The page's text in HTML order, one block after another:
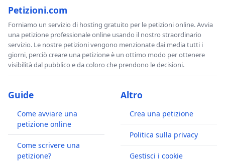
Petizioni.com
Forniamo un servizio di hosting gratuito per le petizioni online. Avvia
una petizione professionale online usando il nostro straordinario
servizio. Le nostre petizioni vengono menzionate dai media tutti i
giorni, perciò creare una petizione è un ottimo modo per ottenere
visibilità dal pubblico e da coloro che prendono le decisioni.
Guide
Come avviare una
petizione online
Come scrivere una
petizione?
Altro
Crea una petizione
Politica sulla privacy
Gestisci i cookie